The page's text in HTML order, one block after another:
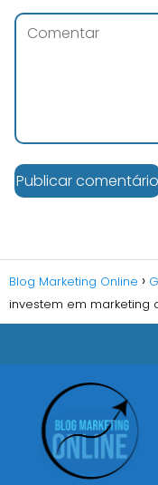
Blog Marketing Online
investem em marketing